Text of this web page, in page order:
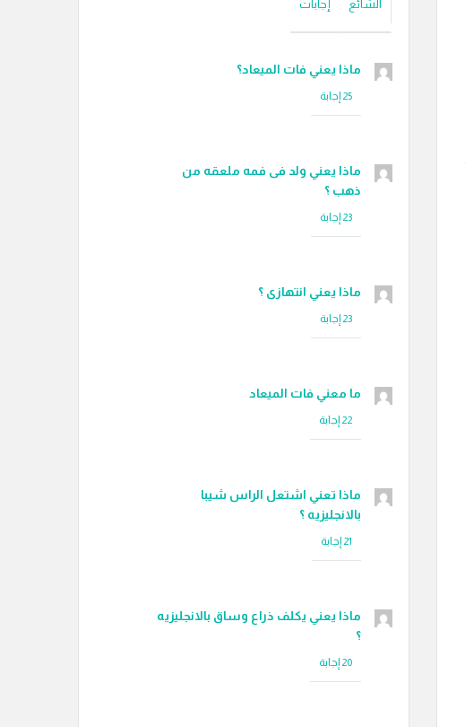
الشائع إجابات
ماذا يعني فات الميعاد؟
‏‫25 إجابة
ماذا يعني ولد فى فمه ملعقه من
ذهب ؟
‏‫23 إجابة
ماذا يعني انتهازى ؟
‏‫23 إجابة
ما معني فات الميعاد
‏‫22 إجابة
ماذا تعني اشتعل الراس شيبا
بالانجليزيه ؟
ماذا يعني يكلف ذراع وساق بالانجليزيه
؟
‏‫20 إجابة